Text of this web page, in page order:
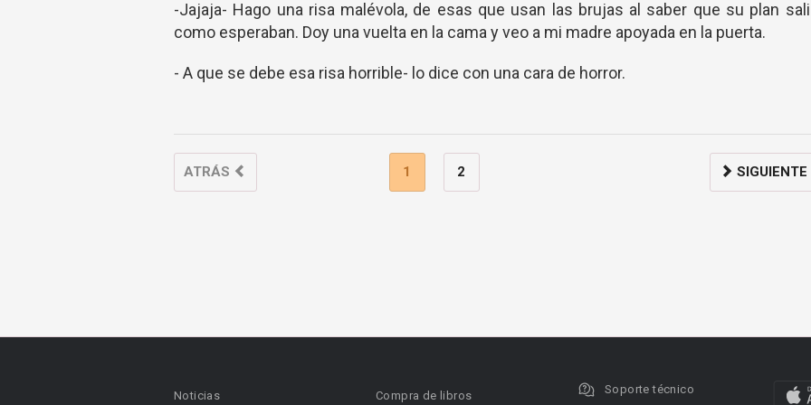
-Jajaja- Hago una risa malévola, de esas que usan las brujas al saber que su plan
como esperaban. Doy una vuelta en la cama y veo a mi madre apoyada en la puerta.
- A que se debe esa risa horrible- lo dice con una cara de horror.
ATRÁS 1 2 SIGUIENTE
Noticias
Compra de libros
Soporte técnico